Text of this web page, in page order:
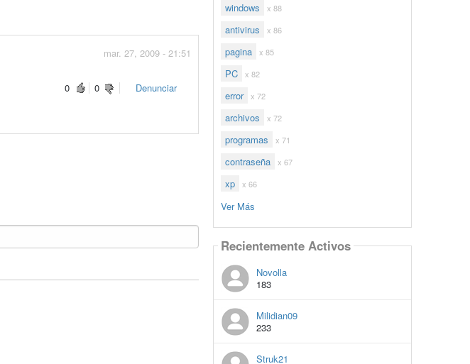
mar. 27, 2009 - 21:51
0
0 Denunciar
windows x 88
antivirus x 86
pagina x 85
PC x 82
error x 72
archivos x 72
programas x 71
contraseña x 67
xp x 66
Ver Más
Recientemente Activos
Novolla
183
Milidian09
233
Struk21